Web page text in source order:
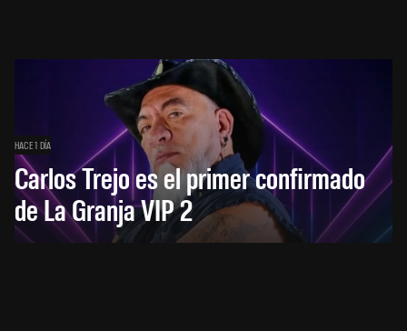
HACE 1 DÍA
Carlos Trejo es el primer confirmado
de La Granja VIP 2